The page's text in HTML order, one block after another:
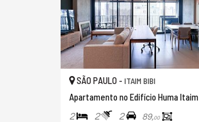
SÃO PAULO - ITAIM BIBI
Apartamento no Edifício Huma Itaim
2 2 2 89,00